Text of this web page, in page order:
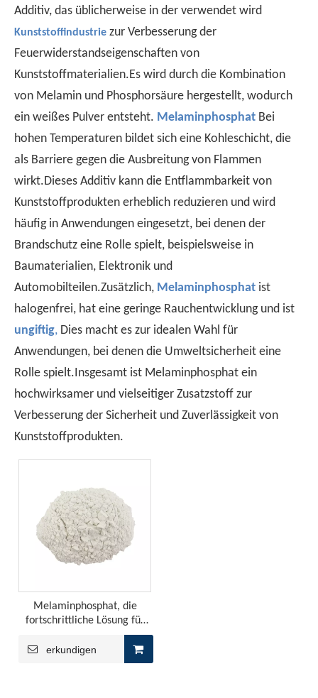
Warum UL510 zum Testen von Klebeband -Entflammbarkeit verwendet wird？
Der UL510 -Standard ist die bevorzugte Wahl für die
Verständnis der Merkmale von halogenfreien flammenretterten PP
Halogenfreie Flammschutzmittel-PP als
Die Produktion von PP -Blatt verwendet normalerweise
Additiv, das üblicherweise in der verwendet wird
Kunststoffindustrie zur Verbesserung der
Feuerwiderstandseigenschaften von
Kunststoffmaterialien.Es wird durch die Kombination
von Melamin und Phosphorsäure hergestellt, wodurch
ein weißes Pulver entsteht. Melaminphosphat Bei
hohen Temperaturen bildet sich eine Kohleschicht, die
als Barriere gegen die Ausbreitung von Flammen
wirkt.Dieses Additiv kann die Entflammbarkeit von
Kunststoffprodukten erheblich reduzieren und wird
häufig in Anwendungen eingesetzt, bei denen der
Brandschutz eine Rolle spielt, beispielsweise in
Baumaterialien, Elektronik und
Automobilteilen.Zusätzlich, Melaminphosphat ist
halogenfrei, hat eine geringe Rauchentwicklung und ist
ungiftig, Dies macht es zur idealen Wahl für
Anwendungen, bei denen die Umweltsicherheit eine
Rolle spielt.Insgesamt ist Melaminphosphat ein
hochwirksamer und vielseitiger Zusatzstoff zur
Verbesserung der Sicherheit und Zuverlässigkeit von
Kunststoffprodukten.
Melaminphosphat, die
fortschrittliche Lösung für
Brandsicherheit in einer
Vielzahl von Anwendungen -
erkundigen